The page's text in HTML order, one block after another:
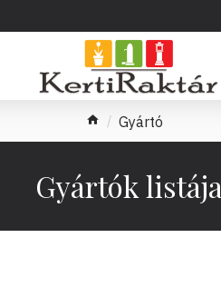
Gyártó
Gyártók listája